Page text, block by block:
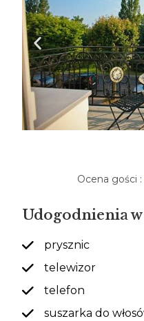
Ocena gości :
Udogodnienia
prysznic
telewizor
telefon
suszarka do